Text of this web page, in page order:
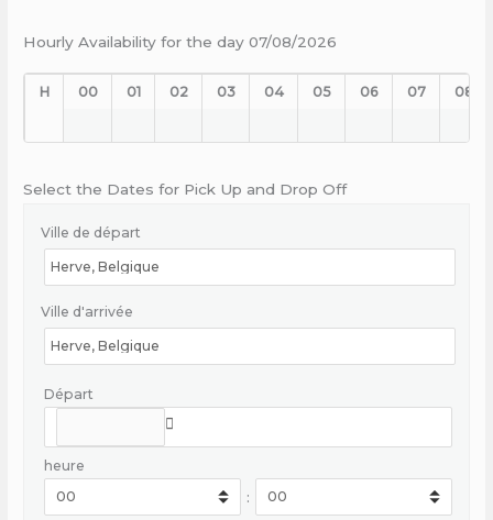
Hourly Availability for the day 07/08/2026
H 00 01 02 03 04 05 06 07 08
Select the Dates for Pick Up and Drop Off
Ville de départ
Ville d'arrivée
Départ
heure
: